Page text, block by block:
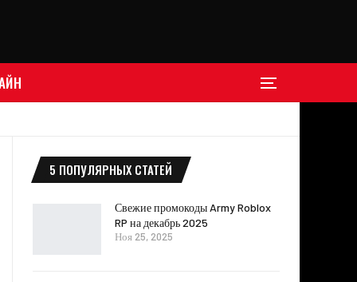
5 ПОПУЛЯРНЫХ СТАТЕЙ
Свежие промокоды Army Roblox
RP на декабрь 2025
Ноя 25, 2025